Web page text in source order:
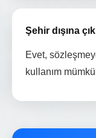
Şehir dışına
Evet,
kullanım